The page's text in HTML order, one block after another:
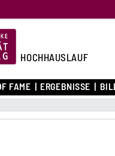
HOCHHAUSLAUF
FAME ERGEBNISSE